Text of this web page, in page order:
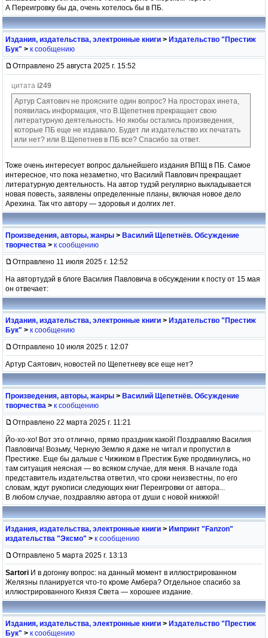
А Переигровку бы да, очень хотелось бы в ПБ.
Издания, издательства, электронные книги > Издательство "Престиж
Бук" > к сообщению
Отправлено 25 августа 2025 г. 15:52
цитата i249
Артур Саятович не проясните один вопрос? На просторах инета,
появилась информация, что В.Щепетнев прекращает свою
литературную деятельность. Но якобы остались произведения,
которые ПБ еще не издавало. Будет ли издательство их печатать
или нет? или В.Щепетнев в ПБ все? Спасибо за ответ.
Тоже очень интересует вопрос дальнейшего издания ВПЩ в ПБ. Самое
интересное, что пока незаметно, что Василий Павлович прекращает
литературную деятельность. На автор тудэй регулярно выкладывается
новая повесть, заявлены определенные планы, включая новое дело
Арехина. Так что автору — здоровья и долгих лет.
Произведения, авторы, жанры > Василий Щепетнёв. Обсуждение
творчества > к сообщению
Отправлено 11 июля 2025 г. 12:52
На автортудэй в блоге Василия Павловича в обсуждении к посту от 15 мая
он отвечает:
Издания, издательства, электронные книги > Издательство "Престиж
Бук" > к сообщению
Отправлено 10 июля 2025 г. 12:07
Артур Саятович, новостей по Щепетневу все еще нет?
Произведения, авторы, жанры > Василий Щепетнёв. Обсуждение
творчества > к сообщению
Отправлено 22 марта 2025 г. 11:21
Йо-хо-хо! Вот это отлично, прямо праздник какой! Поздравляю Василия
Павловича! Возьму, Черную Землю я даже не читал и пропустил в
Престиже. Еще бы дальше с Чижиком в Престиж Буке продвинулись, но
там ситуация неясная — во всяком случае, для меня. В начале года
представитель издательства ответил, что сроки неизвестны, по его
словам, ждут рукописи следующих книг Переигровки от автора...
В любом случае, поздравляю автора от души с новой книжкой!
Издания, издательства, электронные книги > Импринт "Fanzon"
издательства "Эксмо" > к сообщению
Отправлено 5 марта 2025 г. 13:13
Sartori И в догонку вопрос: на данный момент в иллюстрированном
Желязны планируется что-то кроме Амбера? Отдельное спасибо за
иллюстрированного Князя Света — хорошее издание.
Издания, издательства, электронные книги > Издательство "Престиж
Бук" > к сообщению